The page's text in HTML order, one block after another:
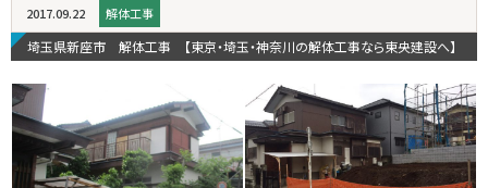
2017.09.22 解体工事
埼玉県新座市 解体工事 【東京・埼玉・神奈川の解体工事なら東央建設へ】